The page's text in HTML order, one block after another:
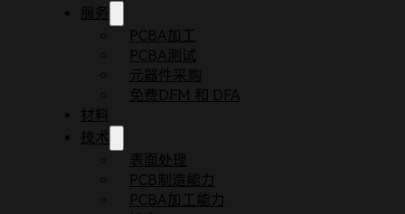
服务
PCBA加工
PCBA测试
元器件采购
免费DFM 和 DFA
材料
技术
表面处理
PCB制造能力
PCBA加工能力
本文将深入探讨这两种工艺的不同之处，以帮助您